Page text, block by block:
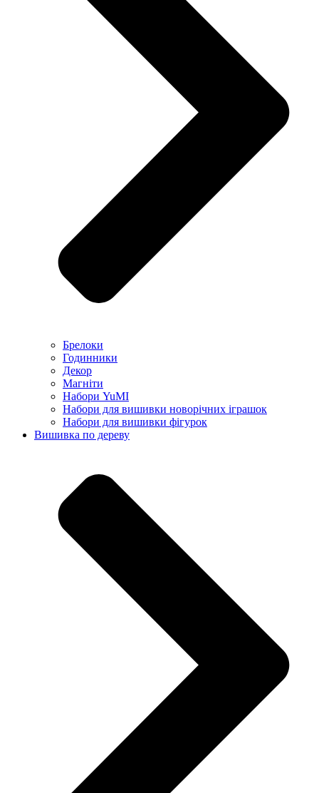
Брелоки
Годинники
Декор
Магніти
Набори YuMI
Набори для вишивки новорічних іграшок
Набори для вишивки фігурок
Вишивка по дереву